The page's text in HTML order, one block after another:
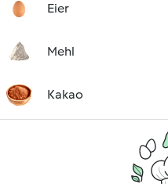
Eier
Mehl
Kakao